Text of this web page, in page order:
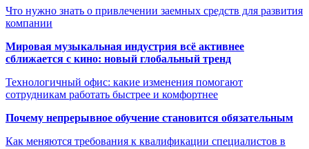
Что нужно знать о привлечении заемных средств для развития
компании
Мировая музыкальная индустрия всё активнее
сближается с кино: новый глобальный тренд
Технологичный офис: какие изменения помогают
сотрудникам работать быстрее и комфортнее
Почему непрерывное обучение становится обязательным
Как меняются требования к квалификации специалистов в